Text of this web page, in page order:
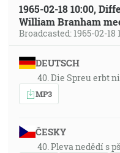
1965-02-18 10:00,
William Branham
Broadcasted: 1965-02-18
DEUTSCH
40. Die Spreu erbt
MP3
ČESKY
40. Pleva nedědí s